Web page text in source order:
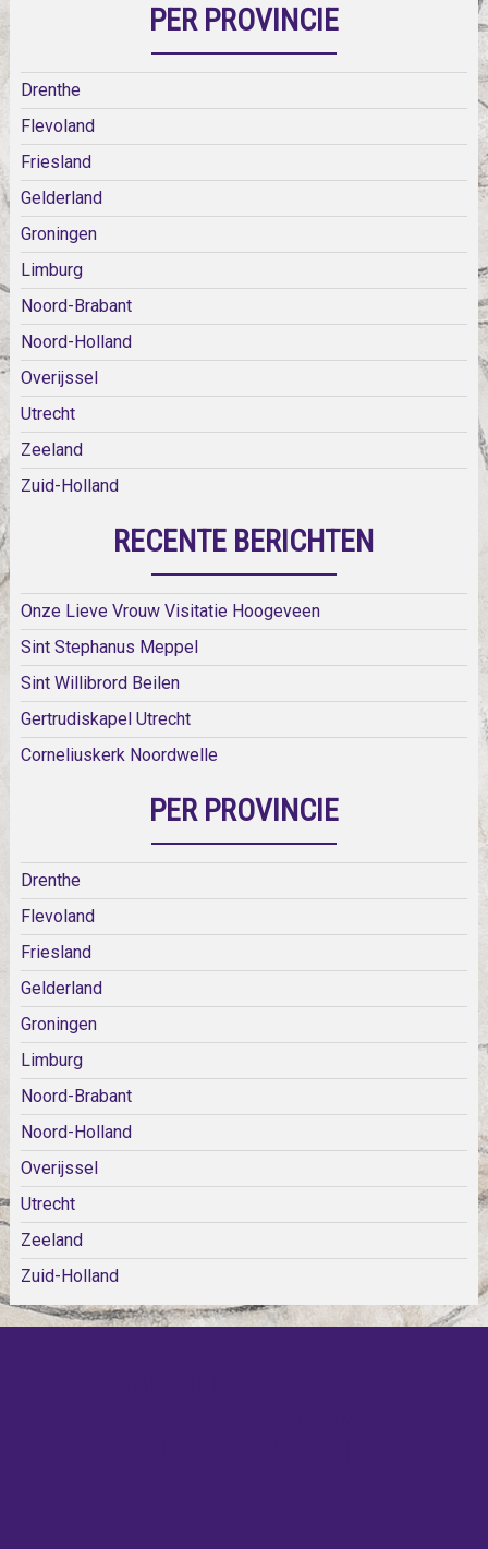
PER PROVINCIE
Drenthe
Flevoland
Friesland
Gelderland
Groningen
Limburg
Noord-Brabant
Noord-Holland
Overijssel
Utrecht
Zeeland
Zuid-Holland
RECENTE BERICHTEN
Onze Lieve Vrouw Visitatie Hoogeveen
Sint Stephanus Meppel
Sint Willibrord Beilen
Gertrudiskapel Utrecht
Corneliuskerk Noordwelle
PER PROVINCIE
Drenthe
Flevoland
Friesland
Gelderland
Groningen
Limburg
Noord-Brabant
Noord-Holland
Overijssel
Utrecht
Zeeland
Zuid-Holland